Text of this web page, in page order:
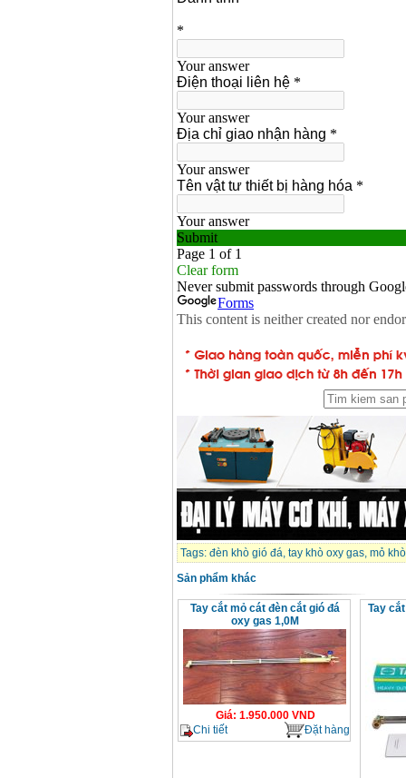
Tags: đèn khò gió đá, tay khò oxy gas, mỏ
Sản phẩm khác
Tay cắt mỏ cát đèn cắt gió đá
oxy gas 1,0M
Giá: 1.950.000VND
Chi tiết
Đặt hàng
Tay